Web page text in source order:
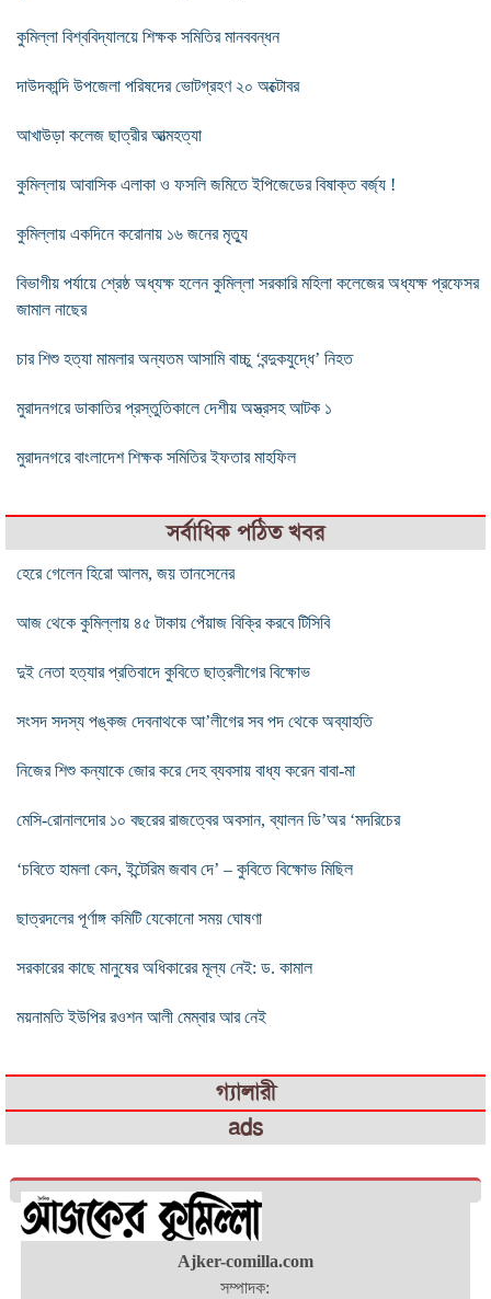
কুমিল্লা বিশ্ববিদ্যালয়ে শিক্ষক সমিতির মানববন্ধন
দাউদকান্দি উপজেলা পরিষদের ভোটগ্রহণ ২০ অক্টোবর
আখাউড়া কলেজ ছাত্রীর আত্মহত্যা
কুমিল্লায় আবাসিক এলাকা ও ফসলি জমিতে ইপিজেডের বিষাক্ত বর্জ্য !
কুমিল্লায় একদিনে করোনায় ১৬ জনের মৃত্যু
বিভাগীয় পর্যায়ে শ্রেষ্ঠ অধ্যক্ষ হলেন কুমিল্লা সরকারি মহিলা কলেজের অধ্যক্ষ প্রফেসর
জামাল নাছের
চার শিশু হত্যা মামলার অন্যতম আসামি বাচ্চু ‘বন্দুকযুদ্ধে’ নিহত
মুরাদনগরে ডাকাতির প্রস্তুতিকালে দেশীয় অস্ত্রসহ আটক ১
মুরাদনগরে বাংলাদেশ শিক্ষক সমিতির ইফতার মাহফিল
সর্বাধিক পঠিত খবর
হেরে গেলেন হিরো আলম, জয় তানসেনের
আজ থেকে কুমিল্লায় ৪৫ টাকায় পেঁয়াজ বিক্রি করবে টিসিবি
দুই নেতা হত্যার প্রতিবাদে কুবিতে ছাত্রলীগের বিক্ষোভ
সংসদ সদস্য পঙ্কজ দেবনাথকে আ’লীগের সব পদ থেকে অব্যাহতি
নিজের শিশু কন্যাকে জোর করে দেহ ব্যবসায় বাধ্য করেন বাবা-মা
মেসি-রোনালদোর ১০ বছরের রাজত্বের অবসান, ব্যালন ডি’অর ‘মদরিচের
‘চবিতে হামলা কেন, ইন্টেরিম জবাব দে’ – কুবিতে বিক্ষোভ মিছিল
ছাত্রদলের পূর্ণাঙ্গ কমিটি যেকোনো সময় ঘোষণা
সরকারের কাছে মানুষের অধিকারের মূল্য নেই: ড. কামাল
ময়নামতি ইউপির রওশন আলী মেম্বার আর নেই
গ্যালারী
ads
Ajker-comilla.com
সম্পাদক: